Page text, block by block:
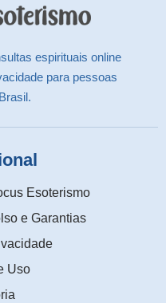
espirituais online
para pessoas
Esoterismo
e Garantias
Uso